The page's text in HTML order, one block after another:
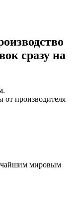
сразу на
от производителя
мировым